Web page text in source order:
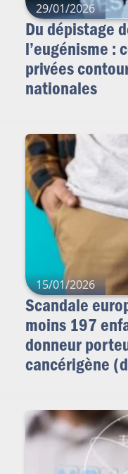
29/01/2026
Du dépistage
l’eugénisme :
privées
nationales
15/01/2026
Scandale
moins 197
donneur
cancérigène